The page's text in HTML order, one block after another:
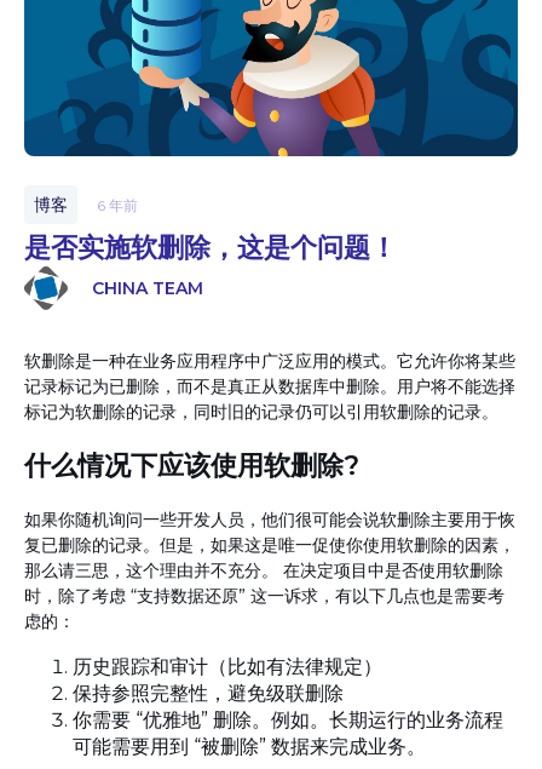
博客 6 年前
是否实施软删除，这是个问题！
CHINA TEAM
软删除是一种在业务应用程序中广泛应用的模式。它允许你将某些
记录标记为已删除，而不是真正从数据库中删除。用户将不能选择
标记为软删除的记录，同时旧的记录仍可以引用软删除的记录。
什么情况下应该使用软删除?
如果你随机询问一些开发人员，他们很可能会说软删除主要用于恢
复已删除的记录。但是，如果这是唯一促使你使用软删除的因素，
那么请三思，这个理由并不充分。 在决定项目中是否使用软删除
时，除了考虑 “支持数据还原” 这一诉求，有以下几点也是需要考
虑的：
历史跟踪和审计（比如有法律规定）
保持参照完整性，避免级联删除
你需要 “优雅地” 删除。例如。长期运行的业务流程
可能需要用到 “被删除” 数据来完成业务。